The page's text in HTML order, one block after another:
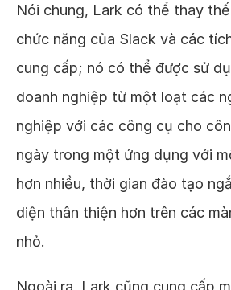
Nói chung, Lark có thể thay
chức năng của Slack và các
cung cấp; nó có thể được sử
doanh nghiệp từ một loạt các
nghiệp với các công cụ cho
ngày trong một ứng dụng với
hơn nhiều, thời gian đào tạo
diện thân thiện hơn trên các
nhỏ.
Ngoài ra, Lark cũng cung cấp